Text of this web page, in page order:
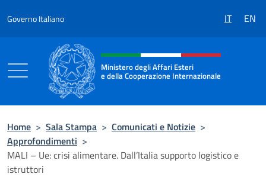
Governo Italiano IT EN
Intestazione sito, social e menù
Ministero degli Affari Esteri
e della Cooperazione Internazionale
Home > Sala Stampa > Comunicati e Notizie >
Approfondimenti >
MALI – Ue: crisi alimentare. Dall’Italia supporto logistico e
istruttori